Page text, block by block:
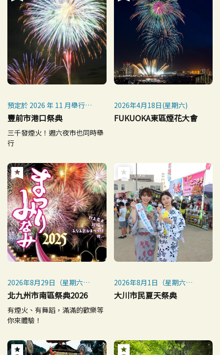
預定於 2026 年 11 月舉行
（暫定）
豐前市港口祭典
三千發煙火！週六夜市也同時舉
行
2026年4月18日(星期六)
FUKUOKA東區煙花大會
2026年8月29日（星期六）
※如遇惡劣天氣則取消
北九州市南區祭典2026
有煙火、有舞蹈，滿滿的歡樂等
你來體驗！
2026年8月1日（星期六）
※雨天取消
大川市民夏天祭典